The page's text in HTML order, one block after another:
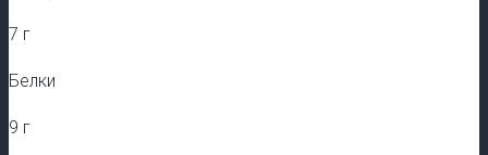
7 г
Белки
9 г